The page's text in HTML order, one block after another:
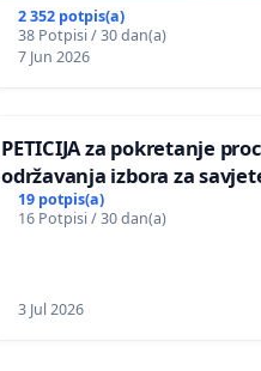
2 352 potpis(a)
38 Potpisi / 30 dan(a)
7 Jun 2026
PETICIJA za pokretanje
održavanja izbora za
mjesnih zajednica u Općini
Bugojno
19 potpis(a)
16 Potpisi / 30 dan(a)
3 Jul 2026